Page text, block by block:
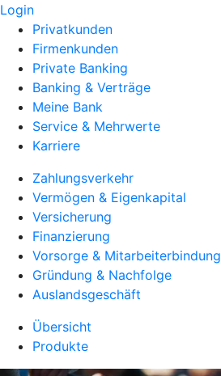
Login
Privatkunden
Firmenkunden
Private Banking
Banking & Verträge
Meine Bank
Service & Mehrwerte
Karriere
Zahlungsverkehr
Vermögen & Eigenkapital
Versicherung
Finanzierung
Vorsorge & Mitarbeiterbindung
Gründung & Nachfolge
Auslandsgeschäft
Übersicht
Produkte